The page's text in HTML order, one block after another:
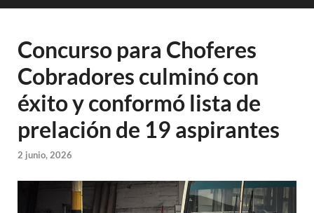
Concurso para Choferes
Cobradores culminó con
éxito y conformó lista de
prelación de 19 aspirantes
2 junio, 2026